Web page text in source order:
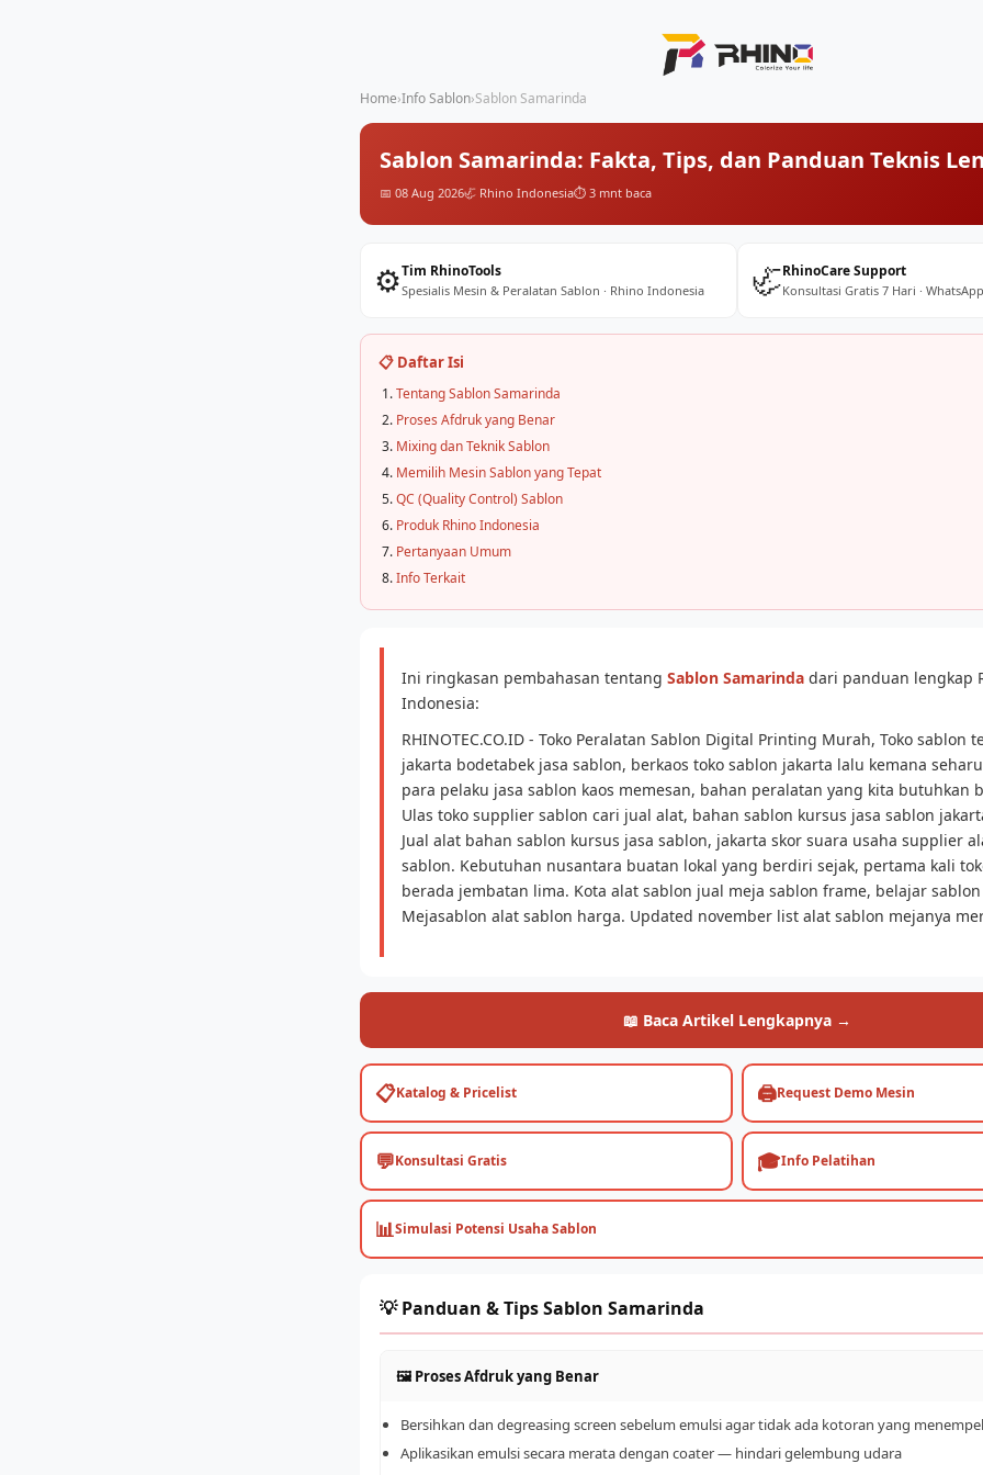
Home›Info Sablon›Sablon Samarinda
Sablon Samarinda: Fakta, Tips, dan Panduan Teknis
📅 08 Aug 2026🦏 Rhino Indonesia⏱️ 3 mnt baca
⚙️Tim RhinoTools
Spesialis Mesin & Peralatan Sablon · Rhino Indonesia 🦏RhinoCare Support
Konsultasi Gratis 7 Hari ·
📋 Daftar Isi
Tentang Sablon Samarinda
Proses Afdruk yang Benar
Mixing dan Teknik Sablon
Memilih Mesin Sablon yang Tepat
QC (Quality Control) Sablon
Produk Rhino Indonesia
Pertanyaan Umum
Info Terkait
Ini ringkasan pembahasan tentang Sablon Samarinda dari panduan lengkap
Indonesia:
RHINOTEC.CO.ID - Toko Peralatan Sablon Digital Printing Murah, Toko sablon
jakarta bodetabek jasa sablon, berkaos toko sablon jakarta lalu kemana
para pelaku jasa sablon kaos memesan, bahan peralatan yang kita butuhkan
Ulas toko supplier sablon cari jual alat, bahan sablon kursus jasa sablon
Jual alat bahan sablon kursus jasa sablon, jakarta skor suara usaha supplier
sablon. Kebutuhan nusantara buatan lokal yang berdiri sejak, pertama kali
berada jembatan lima. Kota alat sablon jual meja sablon frame, belajar
Mejasablon alat sablon harga. Updated november list alat sablon mejanya
📖 Baca Artikel Lengkapnya →
📋Katalog & Pricelist 🖨️Request Demo Mesin
💬Konsultasi Gratis 🎓Info Pelatihan
📊Simulasi Potensi Usaha Sablon
💡 Panduan & Tips Sablon Samarinda
🖼️ Proses Afdruk yang Benar
Bersihkan dan degreasing screen sebelum emulsi agar tidak ada kotoran yang menempel
Aplikasikan emulsi secara merata dengan coater — hindari gelembung udara